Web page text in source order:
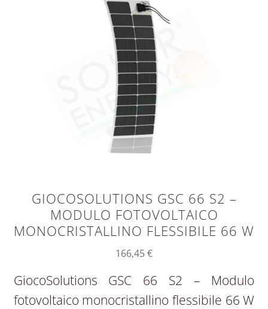
GIOCOSOLUTIONS GSC 66 S2 –
MODULO FOTOVOLTAICO
MONOCRISTALLINO FLESSIBILE 66 W
166,45€
GiocoSolutions GSC 66 S2 – Modulo
fotovoltaico monocristallino flessibile 66 W